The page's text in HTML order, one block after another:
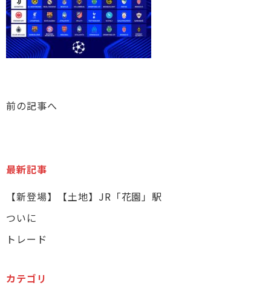
前の記事へ
最新記事
【新登場】【土地】JR「花園」駅
ついに
トレード
カテゴリ